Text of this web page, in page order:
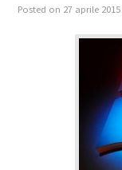
Posted on 27 aprile 2015